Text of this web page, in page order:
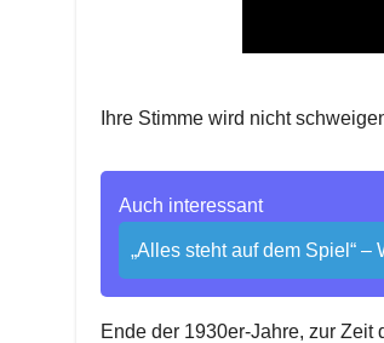
Ihre Stimme wird nicht
Auch interessant
„Alles steht auf dem Spiel“
Ende der 1930er-Jahre, zur